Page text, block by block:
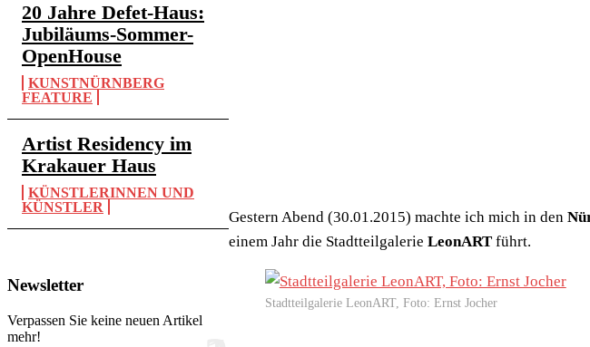
20 Jahre Defet-Haus:
Jubiläums-Sommer-
OpenHouse
KUNSTNÜRNBERG
FEATURE
Artist Residency im
Krakauer Haus
KÜNSTLERINNEN UND
KÜNSTLER
Newsletter
Verpassen Sie keine neuen Artikel
mehr!
Gestern Abend (30.01.2015) machte ich mich in den
einem Jahr die Stadtteilgalerie LeonARTführt.
Stadtteilgalerie LeonART, Foto: Ernst Jocher